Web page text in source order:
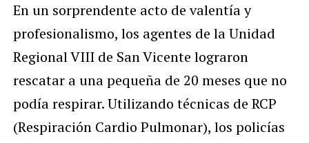
En un sorprendente acto de valentía y
profesionalismo, los agentes de la Unidad
Regional VIII de San Vicente lograron
rescatar a una pequeña de 20 meses que no
podía respirar. Utilizando técnicas de RCP
(Respiración Cardio Pulmonar), los policías